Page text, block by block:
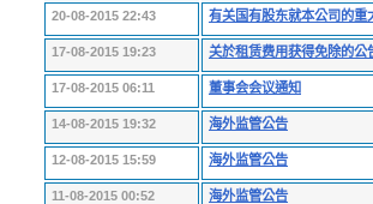
20-08-2015 22:43 有关国有股东就本公司的重
17-08-2015 19:23 关於租赁费用获得免除的公
17-08-2015 06:11 董事会会议通知
14-08-2015 19:32 海外监管公告
12-08-2015 15:59 海外监管公告
11-08-2015 00:52 海外监管公告